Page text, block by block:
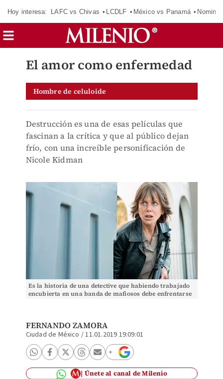
Hoy interesa: LAFC vs Chivas LCDLF México vs Panamá
El amor como enfermedad
Hombre de celuloide
Destrucción es una de esas películas que
fascinan a la crítica y que al público dejan
frío, con una increíble personificación de
Nicole Kidman
Es la historia de una detective que habiendo trabajado
encubierta en una banda de mafiosos debe enfrentarse
FERNANDO ZAMORA
Ciudad de México /11.01.2019 19:09:01
Únete al canal de Milenio